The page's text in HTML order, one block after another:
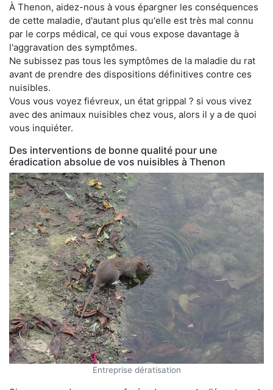
À Thenon, aidez-nous à vous épargner les conséquences
de cette maladie, d'autant plus qu'elle est très mal connu
par le corps médical, ce qui vous expose davantage à
l'aggravation des symptômes.
Ne subissez pas tous les symptômes de la maladie du rat
avant de prendre des dispositions définitives contre ces
nuisibles.
Vous vous voyez fiévreux, un état grippal ? si vous vivez
avec des animaux nuisibles chez vous, alors il y a de quoi
vous inquiéter.
Des interventions de bonne qualité pour une
éradication absolue de vos nuisibles à Thenon
Entreprise dératisation